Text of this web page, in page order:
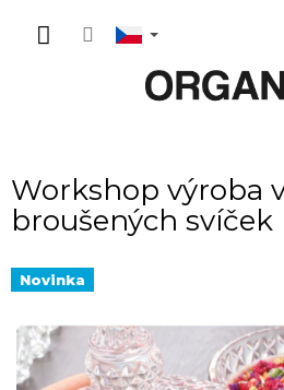
obsah
Workshop výroba
broušených svíček
Novinka